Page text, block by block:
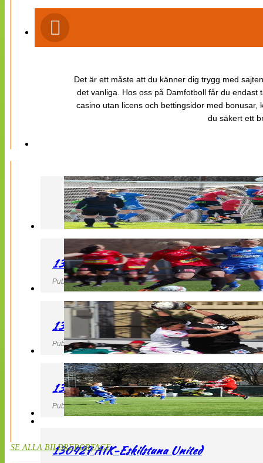
Det är ett måste att du känner dig trygg med
det vanliga. Hos oss på Damfotboll får du
casino utan licens och bettingsidor med
du säkert ett
130427 LB 07 – QBIK
Publicerad 27 April 2013, 22:40
130427 IF Limhamn Bunkeflo – QBIK
Publicerad 27 April 2013, 21:10
130427 LdB FC Malmö – Mallbackens IF
Publicerad 27 April 2013, 20:54
130427 AIK-Eskilstuna United
SE ALLA BILDREPORTAGE